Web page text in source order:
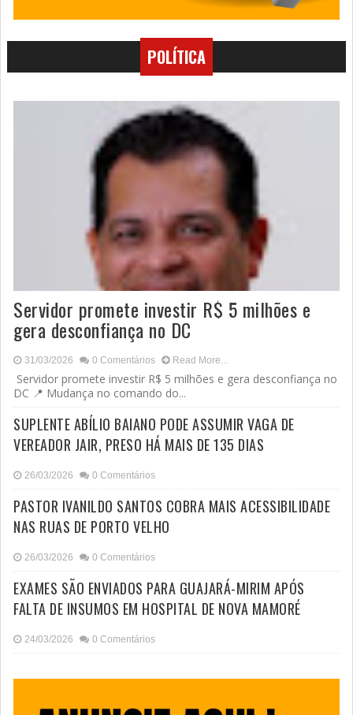
POLÍTICA
Servidor promete investir R$ 5 milhões e
gera desconfiança no DC
31/03/2026 0 Comentários Read More...
Servidor promete investir R$ 5 milhões e gera desconfiança no
DC 📍 Mudança no comando do...
SUPLENTE ABÍLIO BAIANO PODE ASSUMIR VAGA DE
VEREADOR JAIR, PRESO HÁ MAIS DE 135 DIAS
26/03/2026 0 Comentários
PASTOR IVANILDO SANTOS COBRA MAIS ACESSIBILIDADE
NAS RUAS DE PORTO VELHO
26/03/2026 0 Comentários
EXAMES SÃO ENVIADOS PARA GUAJARÁ-MIRIM APÓS
FALTA DE INSUMOS EM HOSPITAL DE NOVA MAMORÉ
24/03/2026 0 Comentários